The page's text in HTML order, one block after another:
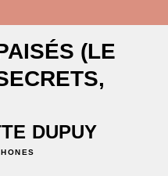
(LE
DUPUY